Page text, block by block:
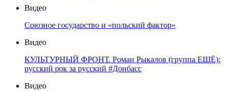
Видео
Союзное государство и «польский фактор»
Видео
КУЛЬТУРНЫЙ ФРОНТ. Роман Рыкалов (группа ЕЩЁ):
русский рок за русский #Донбасс
Видео